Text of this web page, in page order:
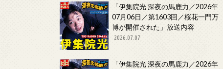
「伊集院光 深夜の馬鹿力／2026年
07月06日／第1603回／桜花一門万
博が開催された」放送内容
2026.07.07
「伊集院光 深夜の馬鹿力／2026年